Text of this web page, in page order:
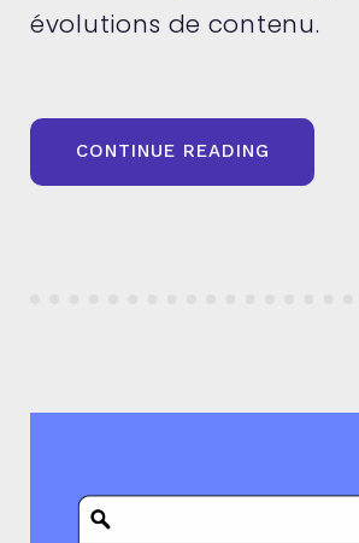
évolutions de contenu.
CONTINUE READING